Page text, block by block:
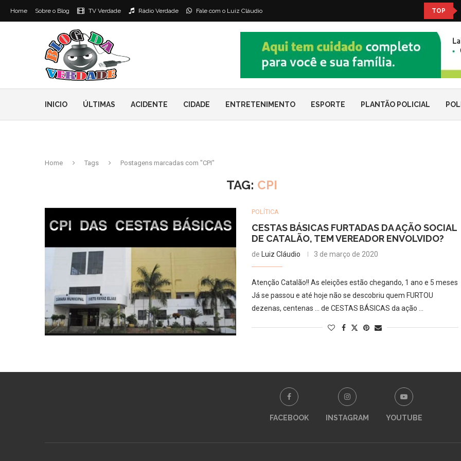
Home Sobre o Blog TV Verdade Rádio Verdade Fale com o Luiz Cláudio TOP
INICIO ÚLTIMAS ACIDENTE CIDADE ENTRETENIMENTO ESPORTE PLANTÃO POLICIAL
Home Tags Postagens marcadas com "CPI"
TAG: CPI
POLÍTICA
CESTAS BÁSICAS FURTADAS DA AÇÃO SOCIAL
DE CATALÃO, TEM VEREADOR ENVOLVIDO?
de Luiz Cláudio 3 de março de 2020
Atenção Catalão!! As eleições estão chegando, 1 ano e 5 meses
Já se passou e até hoje não se descobriu quem FURTOU
dezenas, centenas … de CESTAS BÁSICAS da ação …
FACEBOOK INSTAGRAM YOUTUBE